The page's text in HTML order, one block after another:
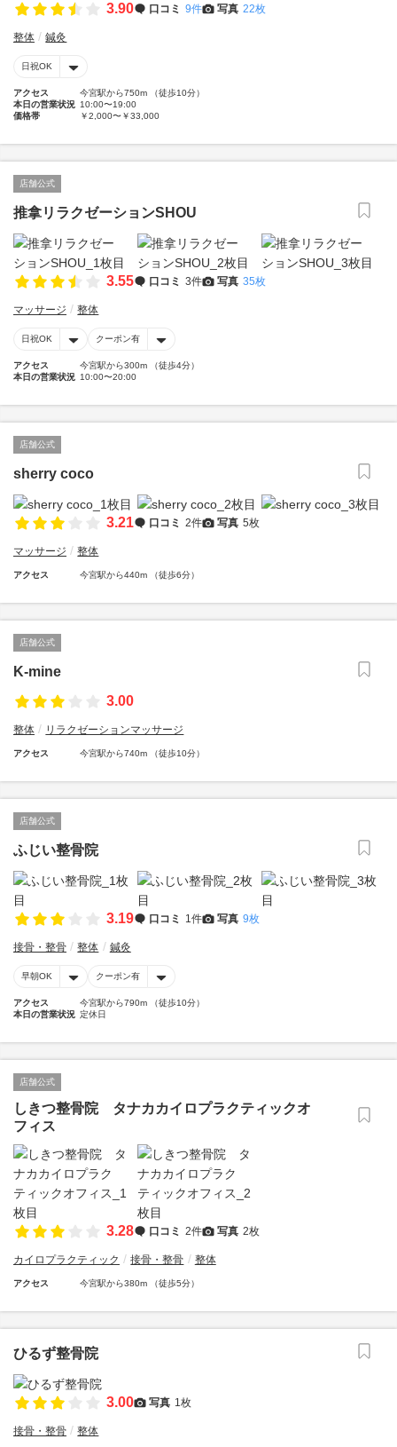
3.90 口コミ 9件 写真 22枚
整体 鍼灸
日祝OK
アクセス
今宮駅から750m （徒歩10分）
本日の営業状況 10:00〜19:00
価格帯
￥2,000〜￥33,000
店舗公式
推拿リラクゼーションSHOU
3.55 口コミ 3件 写真 35枚
マッサージ 整体
日祝OK クーポン有
アクセス
今宮駅から300m （徒歩4分）
本日の営業状況 10:00〜20:00
店舗公式
sherry coco
3.21 口コミ 2件 写真 5枚
マッサージ 整体
アクセス 今宮駅から440m （徒歩6分）
店舗公式
K-mine
3.00
整体 リラクゼーションマッサージ
アクセス 今宮駅から740m （徒歩10分）
店舗公式
ふじい整骨院
3.19 口コミ 1件 写真 9枚
接骨・整骨 整体 鍼灸
早朝OK クーポン有
アクセス
今宮駅から790m （徒歩10分）
本日の営業状況 定休日
店舗公式
しきつ整骨院 タナカカイロプラクティックオ
フィス
3.28 口コミ 2件 写真 2枚
カイロプラクティック 接骨・整骨 整体
アクセス 今宮駅から380m （徒歩5分）
ひるず整骨院
3.00 写真 1枚
接骨・整骨 整体